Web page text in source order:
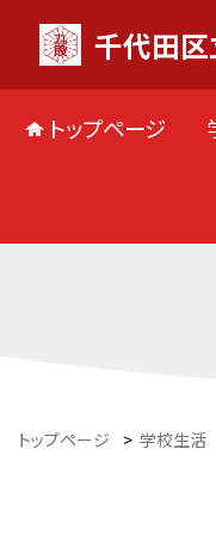
千代田
トップページ
トップページ > 学校生活